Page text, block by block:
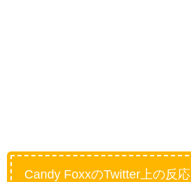
Candy FoxxのTwitter上の反応